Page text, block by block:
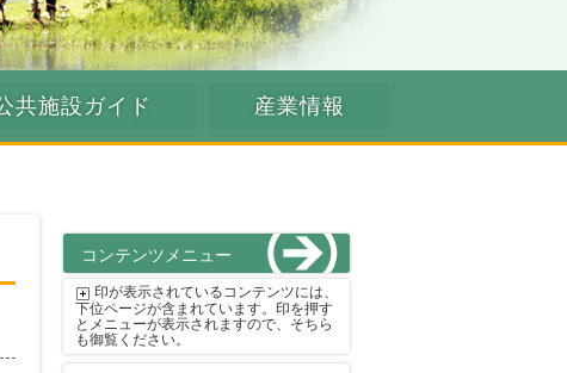
共施設ガイド 産業情報
コンテンツメニュー
印が表示されているコンテンツには、
下位ページが含まれています。印を押す
とメニューが表示されますので、そちら
も御覧ください。